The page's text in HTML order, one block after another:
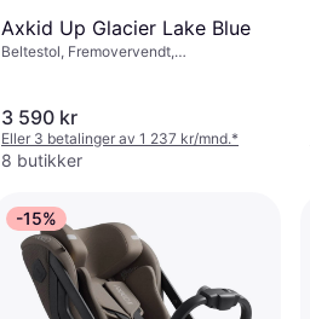
Axkid Up Glacier Lake Blue
Beltestol, Fremovervendt,
3 590 kr
Eller 3 betalinger av 1 237 kr/mnd.*
8 butikker
-15%